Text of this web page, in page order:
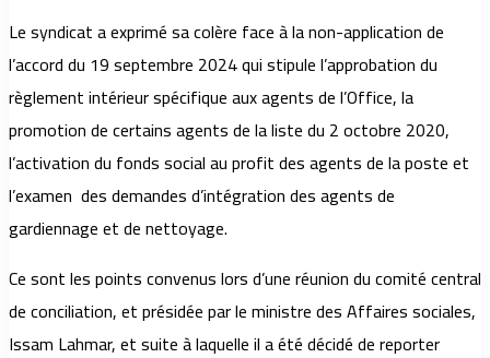
Le syndicat a exprimé sa colère face à la non-application de
l’accord du 19 septembre 2024 qui stipule l’approbation du
règlement intérieur spécifique aux agents de l’Office, la
promotion de certains agents de la liste du 2 octobre 2020,
l’activation du fonds social au profit des agents de la poste et
l’examen des demandes d’intégration des agents de
gardiennage et de nettoyage.
Ce sont les points convenus lors d’une réunion du comité central
de conciliation, et présidée par le ministre des Affaires sociales,
Issam Lahmar, et suite à laquelle il a été décidé de reporter